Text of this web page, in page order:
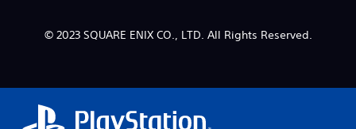
© 2023 SQUARE ENIX CO., LTD. All Rights Reserved.